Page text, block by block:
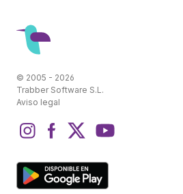
© 2005 - 2026
Trabber Software S.L.
Aviso legal